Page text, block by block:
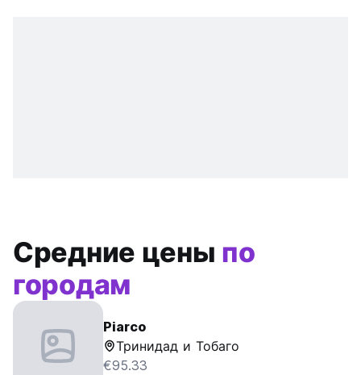
Средние цены по
городам
Piarco
Тринидад и Тобаго
€95.33